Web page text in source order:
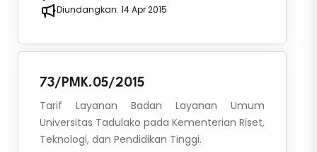
Diundangkan: 14 Apr 2015
73/PMK.05/2015
Tarif Layanan Badan Layanan Umum
Universitas Tadulako pada Kementerian Riset,
Teknologi, dan Pendidikan Tinggi.